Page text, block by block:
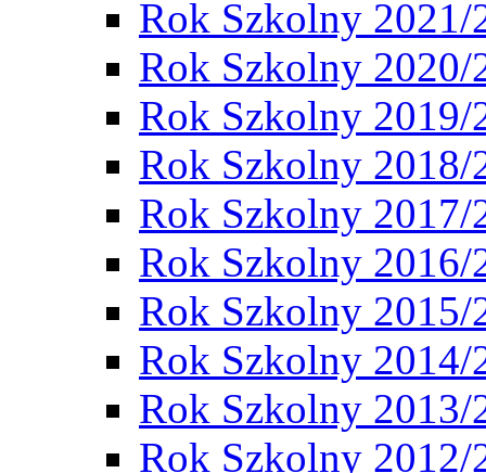
Rok Szkolny 2021/
Rok Szkolny 2020/
Rok Szkolny 2019/
Rok Szkolny 2018/
Rok Szkolny 2017/
Rok Szkolny 2016/
Rok Szkolny 2015/
Rok Szkolny 2014/
Rok Szkolny 2013/
Rok Szkolny 2012/